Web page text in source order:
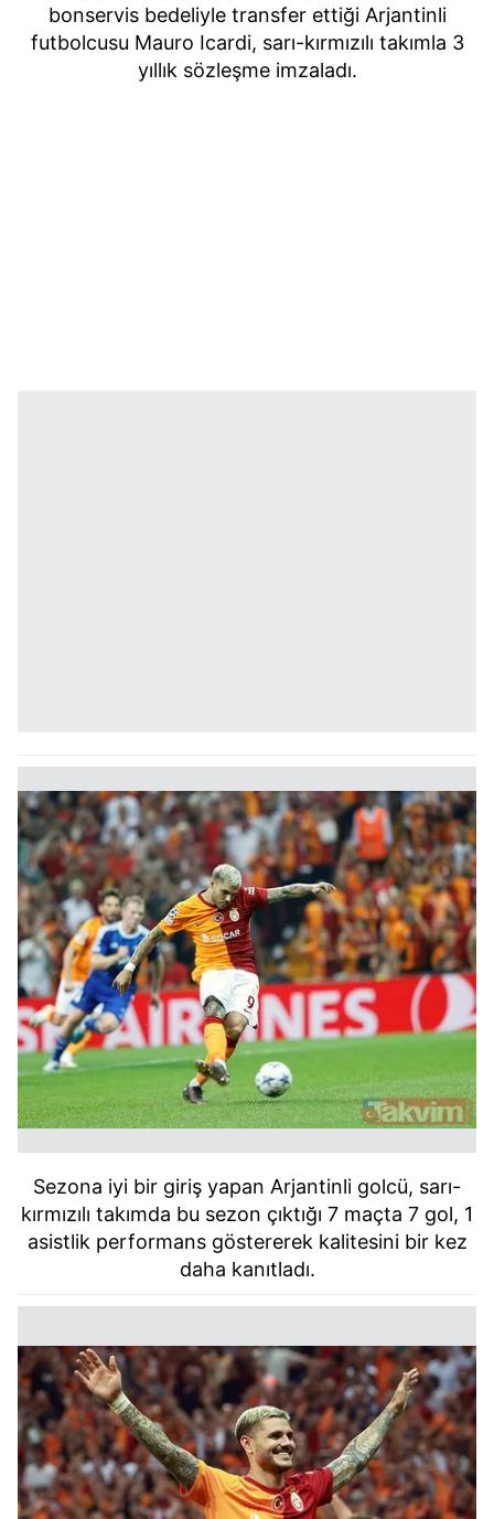
bonservis bedeliyle transfer ettiği Arjantinli
futbolcusu Mauro Icardi, sarı-kırmızılı takımla 3
yıllık sözleşme imzaladı.
Sezona iyi bir giriş yapan Arjantinli golcü, sarı-
kırmızılı takımda bu sezon çıktığı 7 maçta 7 gol, 1
asistlik performans göstererek kalitesini bir kez
daha kanıtladı.